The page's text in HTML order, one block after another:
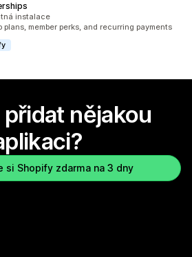
832
instalace
plans, member perks, and recurring payments
nějakou
si Shopify zdarma na 3 dny